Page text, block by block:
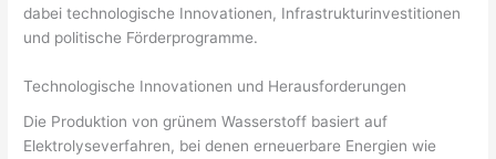
dabei technologische Innovationen, Infrastrukturinvestitionen
und politische Förderprogramme.
Technologische Innovationen und Herausforderungen
Die Produktion von grünem Wasserstoff basiert auf
Elektrolyseverfahren, bei denen erneuerbare Energien wie